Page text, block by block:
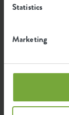
Statistics
Marketing
Lass
...wie Elho-
schönsten